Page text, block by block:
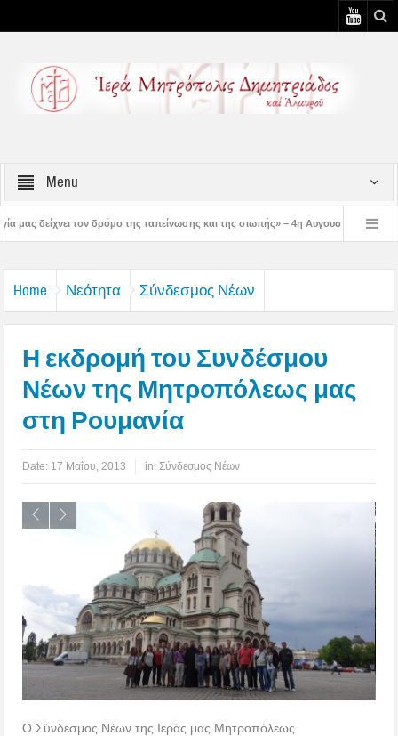
Menu
της ταπείνωσης και της σιωπής» – 4η Αυγουστιάτικη Παράκληση στην
Home Νεότητα Σύνδεσμος Νέων
Η εκδρομή του Συνδέσμου
Νέων της Μητροπόλεως μας
στη Ρουμανία
Date: 17 Μαΐου, 2013 in:Σύνδεσμος Νέων
Ο Σύνδεσμος Νέων της Ιεράς μας Μητροπόλεως